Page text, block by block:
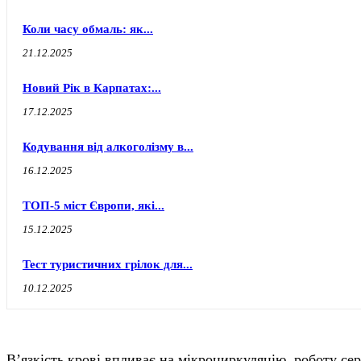
Коли часу обмаль: як...
21.12.2025
Новий Рік в Карпатах:...
17.12.2025
Кодування від алкоголізму в...
16.12.2025
ТОП-5 міст Європи, які...
15.12.2025
Тест туристичних грілок для...
10.12.2025